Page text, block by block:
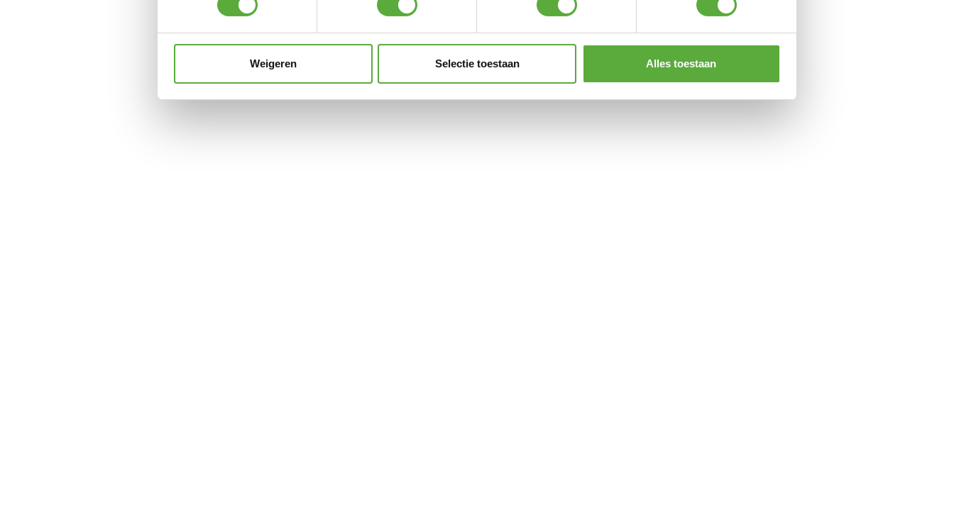
Weigeren Selectie toestaan Alles toestaan